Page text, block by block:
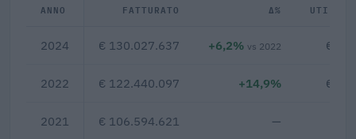
ANNO FATTURATO Δ% UTILE/
2024 € 130.027.637 +6,2% vs 2022 €
2022 € 122.440.097 +14,9% €
2021 € 106.594.621 —